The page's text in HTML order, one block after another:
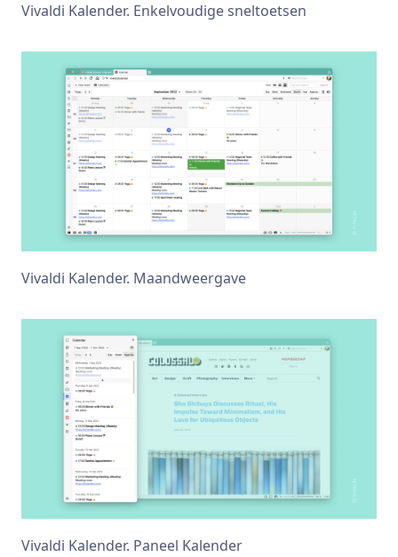
Vivaldi Kalender. Enkelvoudige sneltoetsen
Vivaldi Kalender. Maandweergave
Vivaldi Kalender. Paneel Kalender